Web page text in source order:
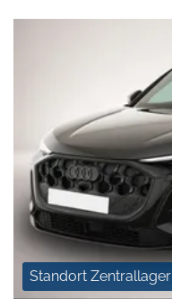
Standort Zentrallager